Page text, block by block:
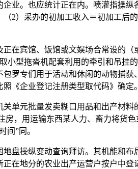
业。也应统计正在内。喷灌指操
2）采办的初加工收入＝初加工
宾馆、饭馆或文娱场合常设的（
型拖沓机配套利用的牵引和吊挂
罗专们用于活动和休闲的动物捕
《企业登记注册类型取代码》确定。
元批量发卖糊口用品和出产材料
，用运输东西某人力、畜力将货
间”同。
操纵变动查询拜访。其机能和布
在地分的农业出产运营户按户中